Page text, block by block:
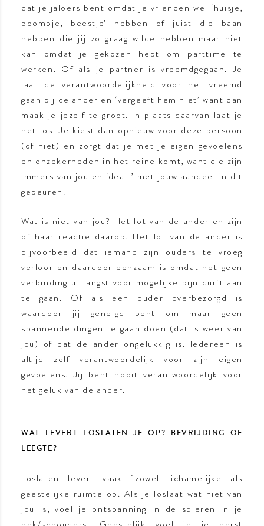
dat je jaloers bent omdat je vrienden wel ‘huisje,
boompje, beestje’ hebben of juist die baan
hebben die jij zo graag wilde hebben maar niet
kan omdat je gekozen hebt om parttime te
werken. Of als je partner is vreemdgegaan. Je
laat de verantwoordelijkheid voor het vreemd
gaan bij de ander en ‘vergeeft hem niet’ want dan
maak je jezelf te groot. In plaats daarvan laat je
het los. Je kiest dan opnieuw voor deze persoon
(of niet) en zorgt dat je met je eigen gevoelens
en onzekerheden in het reine komt, want die zijn
immers van jou en ‘dealt’ met jouw aandeel in dit
gebeuren.
Wat is niet van jou? Het lot van de ander en zijn
of haar reactie daarop. Het lot van de ander is
bijvoorbeeld dat iemand zijn ouders te vroeg
verloor en daardoor eenzaam is omdat het geen
verbinding uit angst voor mogelijke pijn durft aan
te gaan. Of als een ouder overbezorgd is
waardoor jij geneigd bent om maar geen
spannende dingen te gaan doen (dat is weer van
jou) of dat de ander ongelukkig is. Iedereen is
altijd zelf verantwoordelijk voor zijn eigen
gevoelens. Jij bent nooit verantwoordelijk voor
het geluk van de ander.
WAT LEVERT LOSLATEN JE OP? BEVRIJDING OF
LEEGTE?
Loslaten levert vaak `zowel lichamelijke als
geestelijke ruimte op. Als je loslaat wat niet van
jou is, voel je ontspanning in de spieren in je